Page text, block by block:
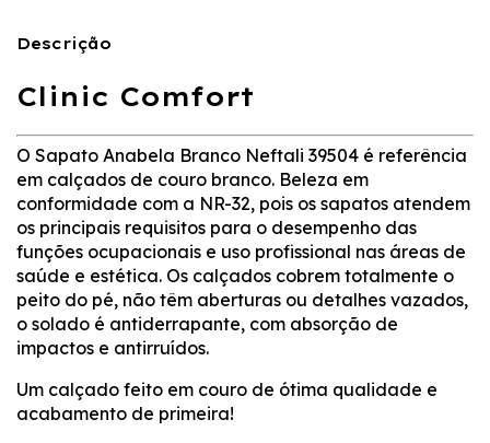
Descrição
Clinic Comfort
O Sapato Anabela Branco Neftali 39504 é referência
em calçados de couro branco. Beleza em
conformidade com a NR-32, pois os sapatos atendem
os principais requisitos para o desempenho das
funções ocupacionais e uso profissional nas áreas de
saúde e estética. Os calçados cobrem totalmente o
peito do pé, não têm aberturas ou detalhes vazados,
o solado é antiderrapante, com absorção de
impactos e antirruídos.
Um calçado feito em couro de ótima qualidade e
acabamento de primeira!